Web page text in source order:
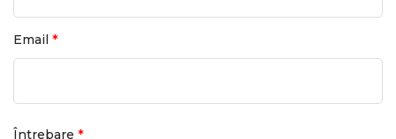
Email *
Întrebare *